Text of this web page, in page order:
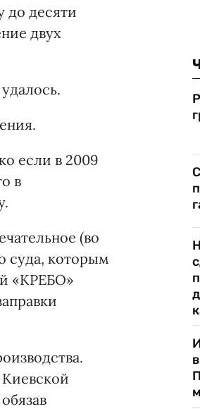
до десяти
двух
если в 2009
в
(во
суда, которым
«КРЕБО»